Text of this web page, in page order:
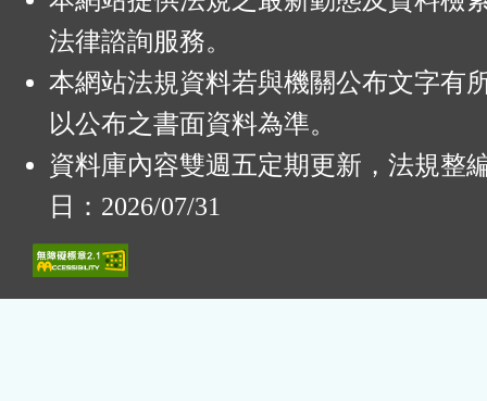
法律諮詢服務。
本網站法規資料若與機關公布文字有
以公布之書面資料為準。
資料庫內容雙週五定期更新，法規整
日：2026/07/31